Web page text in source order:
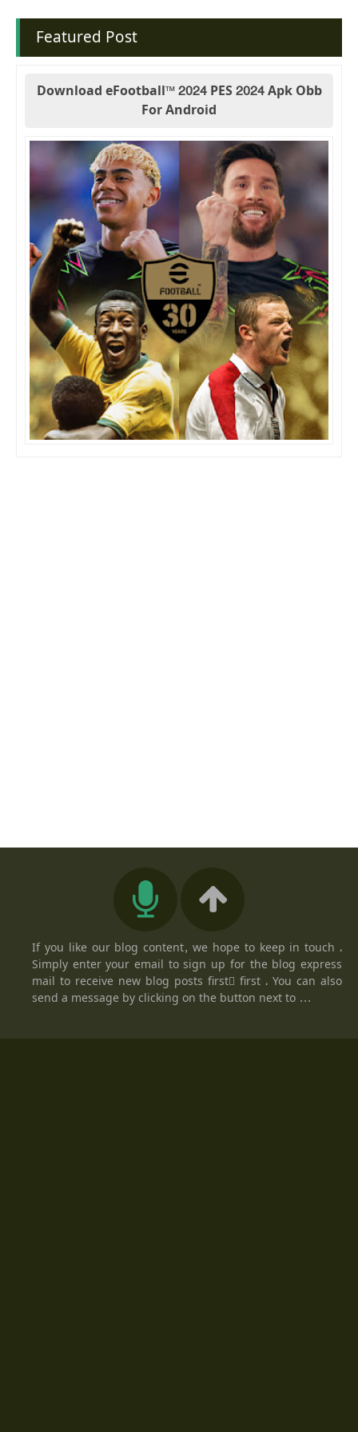
Featured Post
Download eFootball™ 2024 PES 2024 Apk Obb
For Android
If you like our blog content, we hope to keep in touch ،
Simply enter your email to sign up for the blog express
mail to receive new blog posts firstً first ، You can also
send a message by clicking on the button next to ...